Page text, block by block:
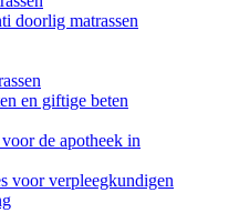
doorlig matrassen
en giftige beten
de apotheek in
voor verpleegkundigen